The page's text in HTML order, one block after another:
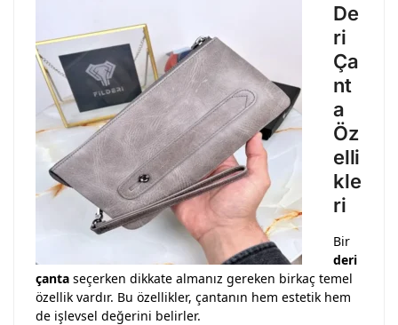
De
ri
Ça
nt
a
Öz
elli
kle
ri
Bir
deri
çanta seçerken dikkate almanız gereken birkaç temel
özellik vardır. Bu özellikler, çantanın hem estetik hem
de işlevsel değerini belirler.